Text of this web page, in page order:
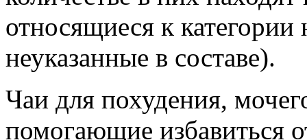
относящиеся к категории
неуказанные в составе).
Чаи для похудения,
помогающие избавиться